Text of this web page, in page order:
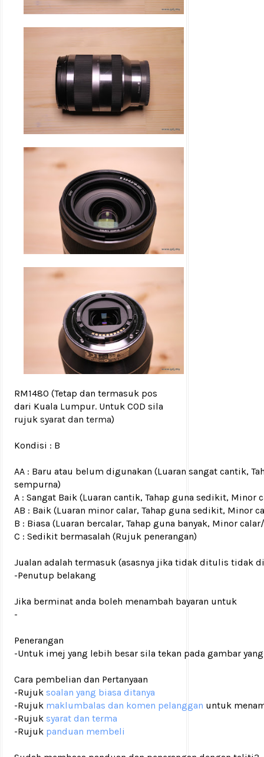
RM1480 (Tetap dan termasuk pos
dari Kuala Lumpur. Untuk COD sila
rujuk syarat dan terma)
Kondisi : B
AA : Baru atau belum digunakan (Luaran sangat cantik,
sempurna)
A : Sangat Baik (Luaran cantik, Tahap guna sedikit,
AB : Baik (Luaran minor calar, Tahap guna sedikit, Minor
B : Biasa (Luaran bercalar, Tahap guna banyak, Minor
C : Sedikit bermasalah (Rujuk penerangan)
Jualan adalah termasuk (asasnya jika tidak ditulis tidak
-Penutup belakang
Jika berminat anda boleh menambah bayaran untuk
-
Penerangan
-Untuk imej yang lebih besar sila tekan pada gambar
Cara pembelian dan Pertanyaan
-Rujuk soalan yang biasa ditanya
-Rujuk maklumbalas dan komen pelanggan untuk
-Rujuk syarat dan terma
-Rujuk panduan membeli